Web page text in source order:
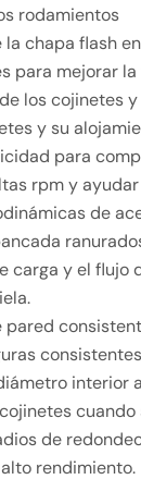
rodamientos
la chapa flash
para mejorar
los cojinetes
y su
para
rpm y
de
carga y el flujo
pared
interior
de
rendimiento.